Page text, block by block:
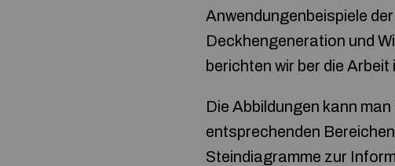
Anwendungenbeispiele
Deckhengeneration und
berichten wir ber die
Die Abbildungen kann
entsprechenden
Steindiagramme zur